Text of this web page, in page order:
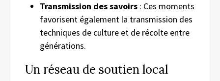
Transmission des savoirs : Ces moments
favorisent également la transmission des
techniques de culture et de récolte entre
générations.
Un réseau de soutien local